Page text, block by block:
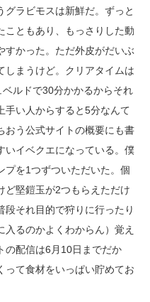
グラビモスは新鮮だ。ずっと
こともあり、もっさりした動
すかった。ただ外皮がだいぶ
しまうけど。クリアタイムは
ルドで30分かかるからそれ
手い人からすると5分なんて
おう公式サイトの概要にも書
いイベクエになっている。僕
プを1つずついただいた。個
ど堅鎧玉が2つもらえただけ
段それ目的で狩りに行ったり
入るのかよくわからん）覚え
の配信は6月10日までだか
って食材をいっぱい貯めてお